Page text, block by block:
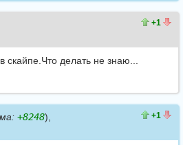
+1
скайпе.Что делать не знаю...
+1
+8248),